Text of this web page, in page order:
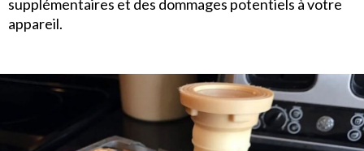
supplémentaires et des dommages potentiels à votre
appareil.